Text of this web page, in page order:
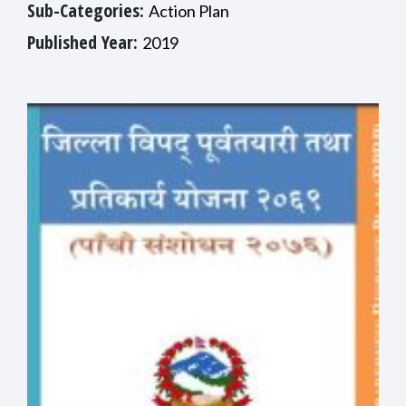
Sub-Categories: Action Plan
Published Year: 2019